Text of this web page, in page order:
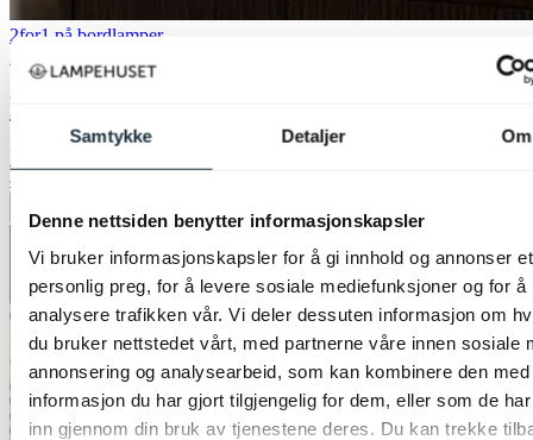
Samtykke Detaljer Om
Denne nettsiden benytter informasjonskapsler
Vi bruker informasjonskapsler for å gi innhold og annonser et
personlig preg, for å levere sosiale mediefunksjoner og for å
analysere trafikken vår. Vi deler dessuten informasjon om
du bruker nettstedet vårt, med partnerne våre innen sosiale
annonsering og analysearbeid, som kan kombinere den med
informasjon du har gjort tilgjengelig for dem, eller som de
inn gjennom din bruk av tjenestene deres. Du kan trekke
2for1 på bordlamper
Nova Life
Eliana bordlampe 32cm brun
kr 1 199,-
40%
Legg til ønskeliste